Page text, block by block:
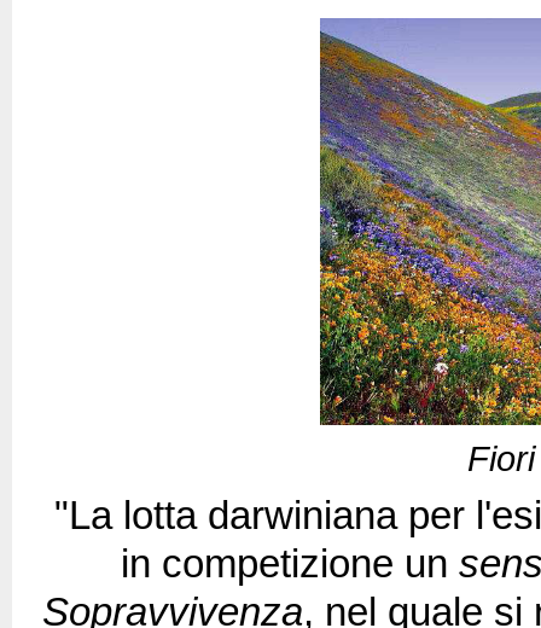
"La lotta darwiniana per
in competizione un
Sopravvivenza, nel quale si